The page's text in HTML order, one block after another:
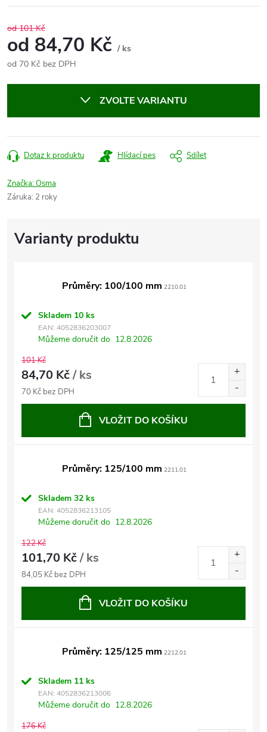
od 101 Kč
od 84,70 Kč / ks
od 70 Kč bez DPH
ZVOLTE VARIANTU
Dotaz k produktu Hlídací pes Sdílet
Značka:Osma
Záruka: 2 roky
Průměry: 100/100 mm 2210.01
Skladem 10 ks
EAN: 4052836203007
Můžeme doručit do 12.8.2026
101 Kč
84,70 Kč/ ks
70 Kč bez DPH
VLOŽIT DO KOŠÍKU
Průměry: 125/100 mm 2211.01
Skladem 32 ks
EAN: 4052836213105
Můžeme doručit do 12.8.2026
122 Kč
101,70 Kč/ ks
84,05 Kč bez DPH
VLOŽIT DO KOŠÍKU
Průměry: 125/125 mm 2212.01
Skladem 11 ks
EAN: 4052836213006
Můžeme doručit do 12.8.2026
176 Kč